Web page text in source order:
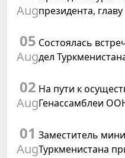
Augпрезидента,
Швейцарской
05
Aug
Состоялась
дел
02
Aug
На пути к
Генассамблеи
Туркменистаном
01
Aug
Заместитель
Туркменистана